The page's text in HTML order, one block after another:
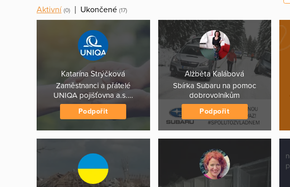
Aktivní (0) Ukončené (17)
Katarína Strýčková
Zaměstnanci a přátelé
UNIQA pojišťovna a.s.…
Podpořit
Alžběta Kalábová
Sbírka Subaru na pomoc
dobrovolníkům
Podpořit